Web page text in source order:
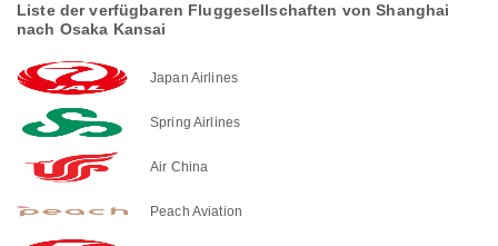
Liste der verfügbaren Fluggesellschaften von Shanghai
nach Osaka Kansai
Japan Airlines
Spring Airlines
Air China
Peach Aviation